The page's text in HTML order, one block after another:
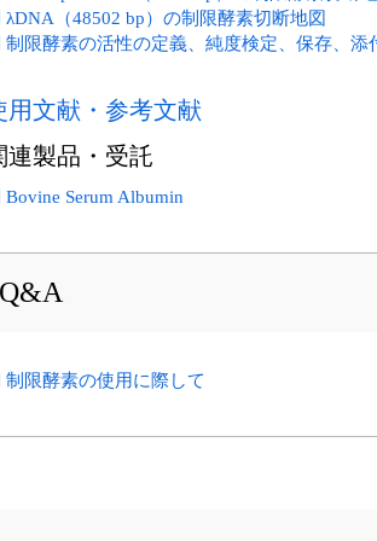
λDNA（48502 bp）の制限酵素切断地図
制限酵素の活性の定義、純度検定、保存、添
用文献・参考文献
連製品・受託
Bovine Serum Albumin
Q&A
制限酵素の使用に際して